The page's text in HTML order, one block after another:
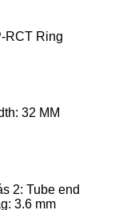
RCT Ring
32 MM
2: Tube end
3.6 mm